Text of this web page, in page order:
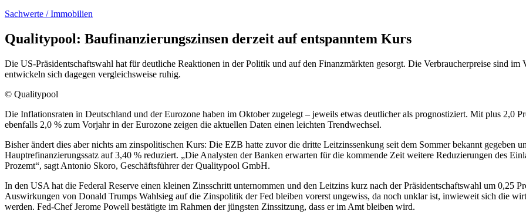
Sachwerte / Immobilien
Qualitypool: Baufinanzierungszinsen derzeit auf entspanntem Kurs
Die US-Präsidentschaftswahl hat für deutliche Reaktionen in der Politik und auf den Finanzmärkten gesorgt. Die Verbraucherpreise sind
entwickeln sich dagegen vergleichsweise ruhig.
© Qualitypool
Die Inflationsraten in Deutschland und der Eurozone haben im Oktober zugelegt – jeweils etwas deutlicher als prognostiziert. Mit plus 2,0
ebenfalls 2,0 % zum Vorjahr in der Eurozone zeigen die aktuellen Daten einen leichten Trendwechsel.
Bisher ändert dies aber nichts am zinspolitischen Kurs: Die EZB hatte zuvor die dritte Leitzinssenkung seit dem Sommer bekannt gegeben
Hauptrefinanzierungssatz auf 3,40 % reduziert. „Die Analysten der Banken erwarten für die kommende Zeit weitere Reduzierungen des
Prozemt“, sagt Antonio Skoro, Geschäftsführer der Qualitypool GmbH.
In den USA hat die Federal Reserve einen kleinen Zinsschritt unternommen und den Leitzins kurz nach der Präsidentschaftswahl um 0,25
Auswirkungen von Donald Trumps Wahlsieg auf die Zinspolitik der Fed bleiben vorerst ungewiss, da noch unklar ist, inwieweit sich die
werden. Fed-Chef Jerome Powell bestätigte im Rahmen der jüngsten Zinssitzung, dass er im Amt bleiben wird.